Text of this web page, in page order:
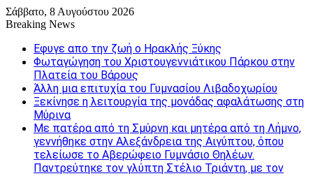
Σάββατο, 8 Αυγούστου 2026
Breaking News
Εφυγε απο την ζωή o Ηρακλής Ξύκης
Φωταγώγηση του Χριστουγεννιάτικου Πάρκου στην
Πλατεία του Βάρους
Άλλη μια επιτυχία του Γυμνασίου Λιβαδοχωρίου
Ξεκίνησε η λειτουργία της μονάδας αφαλάτωσης στη
Μύρινα
Με πατέρα από τη Σμύρνη και μητέρα από τη Λήμνο,
γεννήθηκε στην Αλεξάνδρεια της Αιγύπτου, όπου
τελείωσε το Αβερώφειο Γυμνάσιο Θηλέων.
Παντρεύτηκε τον γλύπτη Στέλιο Τριάντη, με τον